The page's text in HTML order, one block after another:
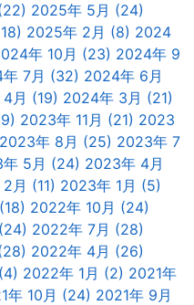
2025年 5月 (24)
2025年 2月 (8) 2024
年 10月 (23) 2024年 9
7月 (32) 2024年 6月
月 (19) 2024年 3月 (21)
2023年 11月 (21) 2023
2023年 8月 (25) 2023年 7
5月 (24) 2023年 4月
月 (11) 2023年 1月 (5)
2022年 10月 (24)
2022年 7月 (28)
2022年 4月 (26)
2022年 1月 (2) 2021年
年 10月 (24) 2021年 9月